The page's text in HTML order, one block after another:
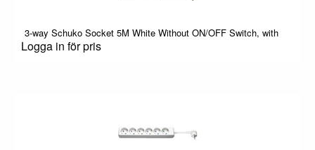
3-way Schuko Socket 5M White Without ON/OFF Switch, with
Logga in för pris